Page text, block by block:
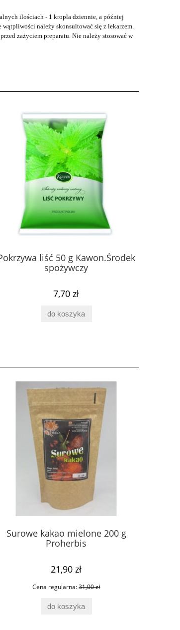
Solo 100ml Plon Pharm
56,00 zł
do koszyka
ilościach - 1 kropla dziennie, a później
należy skonsultować się z lekarzem.
zażyciem preparatu. Nie należy stosować w
liść 50 g Kawon.Środek
spożywczy
7,70 zł
do koszyka
Surowe kakao mielone 200 g
Proherbis
21,90 zł
Cena regularna:31,00 zł
do koszyka